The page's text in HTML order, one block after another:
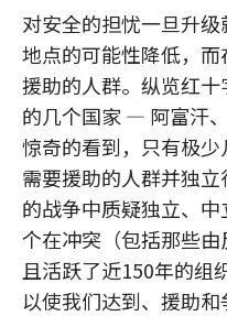
对安全的担忧一旦升
地点的可能性降低，
援助的人群。纵览红
的几个国家 — 阿富汗
惊奇的看到，只有极
需要援助的人群并独
的战争中质疑独立、
个在冲突（包括那些
且活跃了近150年的组
以使我们达到、援助